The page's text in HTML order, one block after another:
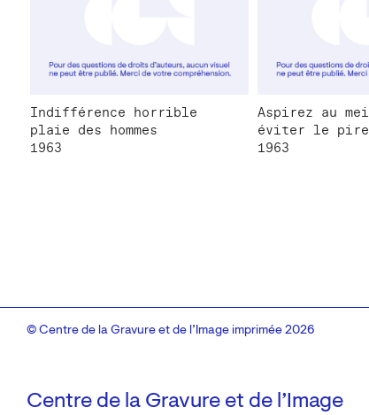
Indifférence horrible
plaie des hommes
1963
Aspirez au
éviter le pire
1963
Centre de la Gravure et de l’Image
© Centre de la Gravure et de l’Image imprimée 2026